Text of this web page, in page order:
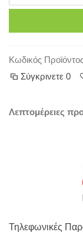
Κωδικός
Σύγκρινετε 0
Λεπτομέρειες
Τηλεφωνικές